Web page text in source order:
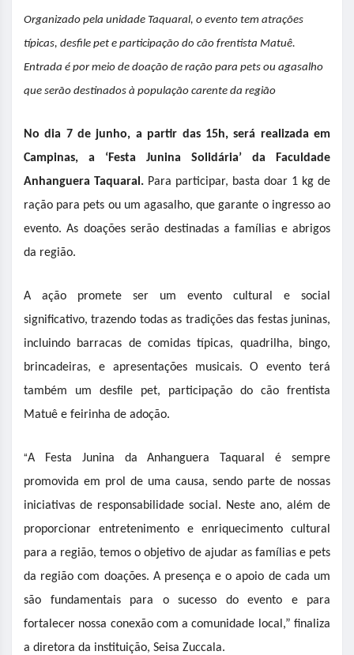
Organizado pela unidade Taquaral, o evento tem atrações
típicas, desfile pet e participação do cão frentista Matuê.
Entrada é por meio de doação de ração para pets ou agasalho
que serão destinados à população carente da região
No dia 7 de junho, a partir das 15h, será realizada em
Campinas, a ‘Festa Junina Solidária’ da Faculdade
Anhanguera Taquaral. Para participar, basta doar 1 kg de
ração para pets ou um agasalho, que garante o ingresso ao
evento. As doações serão destinadas a famílias e abrigos
da região.
A ação promete ser um evento cultural e social
significativo, trazendo todas as tradições das festas juninas,
incluindo barracas de comidas típicas, quadrilha, bingo,
brincadeiras, e apresentações musicais. O evento terá
também um desfile pet, participação do cão frentista
Matuê e feirinha de adoção.
“A Festa Junina da Anhanguera Taquaral é sempre
promovida em prol de uma causa, sendo parte de nossas
iniciativas de responsabilidade social. Neste ano, além de
proporcionar entretenimento e enriquecimento cultural
para a região, temos o objetivo de ajudar as famílias e pets
da região com doações. A presença e o apoio de cada um
são fundamentais para o sucesso do evento e para
fortalecer nossa conexão com a comunidade local,” finaliza
a diretora da instituição, Seisa Zuccala.